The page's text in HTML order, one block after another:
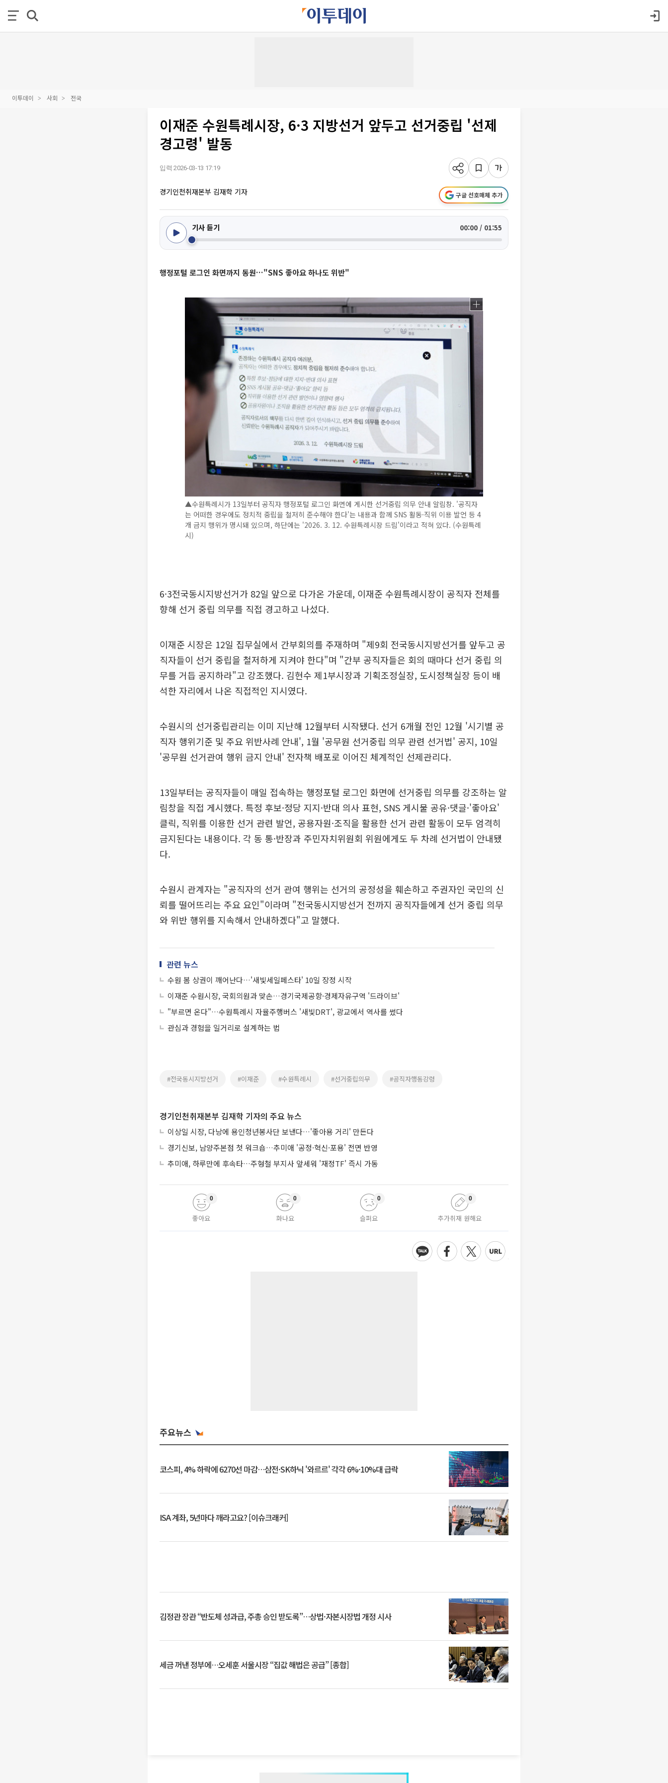
이투데이 사회 전국
이재준 수원특례시장, 6·3 지방선거 앞두고 선거중립 '선제
경고령' 발동
입력 2026-03-13 17:19
경기인천취재본부 김재학 기자 구글 선호매체 추가
기사 듣기 00:00 / 01:55
행정포털 로그인 화면까지 동원…"SNS 좋아요 하나도 위반"
▲수원특례시가 13일부터 공직자 행정포털 로그인 화면에 게시한 선거중립 의무 안내 알림창. '공직자
는 어떠한 경우에도 정치적 중립을 철저히 준수해야 한다'는 내용과 함께 SNS 활동·직위 이용 발언 등 4
개 금지 행위가 명시돼 있으며, 하단에는 '2026. 3. 12. 수원특례시장 드림'이라고 적혀 있다. (수원특례
시)
6·3전국동시지방선거가 82일 앞으로 다가온 가운데, 이재준 수원특례시장이 공직자 전체를
향해 선거 중립 의무를 직접 경고하고 나섰다.
이재준 시장은 12일 집무실에서 간부회의를 주재하며 "제9회 전국동시지방선거를 앞두고 공
직자들이 선거 중립을 철저하게 지켜야 한다"며 "간부 공직자들은 회의 때마다 선거 중립 의
무를 거듭 공지하라"고 강조했다. 김현수 제1부시장과 기획조정실장, 도시정책실장 등이 배
석한 자리에서 나온 직접적인 지시였다.
수원시의 선거중립관리는 이미 지난해 12월부터 시작됐다. 선거 6개월 전인 12월 '시기별 공
직자 행위기준 및 주요 위반사례 안내', 1월 '공무원 선거중립 의무 관련 선거법' 공지, 10일
'공무원 선거관여 행위 금지 안내' 전자책 배포로 이어진 체계적인 선제관리다.
13일부터는 공직자들이 매일 접속하는 행정포털 로그인 화면에 선거중립 의무를 강조하는 알
림창을 직접 게시했다. 특정 후보·정당 지지·반대 의사 표현, SNS 게시물 공유·댓글·'좋아요'
클릭, 직위를 이용한 선거 관련 발언, 공용자원·조직을 활용한 선거 관련 활동이 모두 엄격히
금지된다는 내용이다. 각 동 통·반장과 주민자치위원회 위원에게도 두 차례 선거법이 안내됐
다.
수원시 관계자는 "공직자의 선거 관여 행위는 선거의 공정성을 훼손하고 주권자인 국민의 신
뢰를 떨어뜨리는 주요 요인"이라며 "전국동시지방선거 전까지 공직자들에게 선거 중립 의무
와 위반 행위를 지속해서 안내하겠다"고 말했다.
관련 뉴스
수원 봄 상권이 깨어난다…'새빛세일페스타' 10일 장정 시작
이재준 수원시장, 국회의원과 맞손…경기국제공항·경제자유구역 '드라이브'
"부르면 온다"…수원특례시 자율주행버스 '새빛DRT', 광교에서 역사를 썼다
관심과 경험을 일거리로 설계하는 법
#전국동시지방선거 #이재준 #수원특례시 #선거중립의무 #공직자행동강령
경기인천취재본부 김재학 기자의 주요 뉴스
이상일 시장, 다낭에 용인청년봉사단 보낸다…'좋아용 거리' 만든다
경기신보, 남양주본점 첫 워크숍…추미애 '공정·혁신·포용' 전면 반영
추미애, 하루만에 후속타…주형철 부지사 앞세워 '재정TF' 즉시 가동
좋아요
0
화나요
0
슬퍼요
0
추가취재 원해요
0
주요뉴스
코스피, 4% 하락에 6270선 마감…삼전·SK하닉 '와르르' 각각 6%·10%대 급락
ISA 계좌, 5년마다 깨라고요? [이슈크래커]
김정관 장관 “반도체 성과급, 주총 승인 받도록”…상법·자본시장법 개정 시사
세금 꺼낸 정부에…오세훈 서울시장 “집값 해법은 공급” [종합]